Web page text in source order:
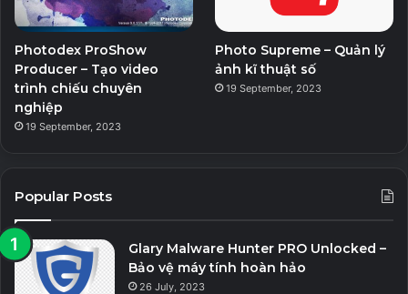
Photodex ProShow
Producer – Tạo video
trình chiếu chuyên
nghiệp
19 September, 2023
Photo Supreme – Quản lý
ảnh kĩ thuật số
19 September, 2023
Popular Posts
Glary Malware Hunter PRO Unlocked –
Bảo vệ máy tính hoàn hảo
26 July, 2023